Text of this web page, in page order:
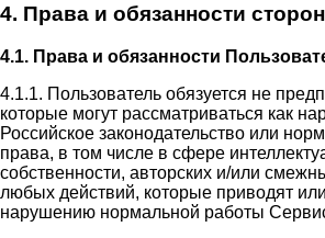
4. Права и обязанности сторон
4.1. Права и обязанности
4.1.1. Пользователь обязуется не
которые могут рассматриваться как
Российское законодательство или
права, в том числе в сфере
собственности, авторских и/или
любых действий, которые приводят
нарушению нормальной работы